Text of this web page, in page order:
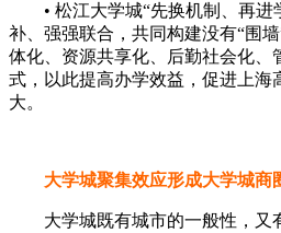
• 松江大学城“先换机制、再进
补、强强联合，共同构建没有“围
体化、资源共享化、后勤社会化、
式，以此提高办学效益，促进上海
大。
大学城聚集效应形成大学城商
大学城既有城市的一般性，又